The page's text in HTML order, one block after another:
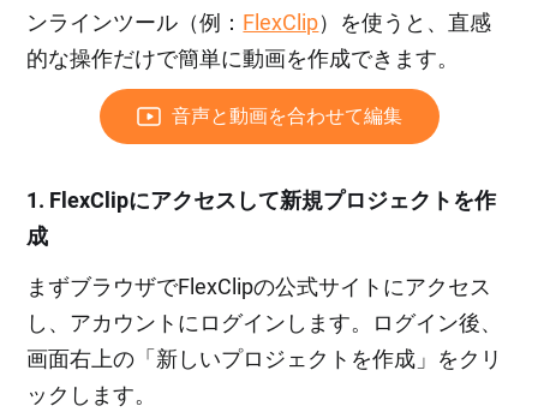
ンラインツール（例： FlexClip）を使うと、直感
的な操作だけで簡単に動画を作成できます。
音声と動画を合わせて編集
1. FlexClipにアクセスして新規プロジェクトを作
成
まずブラウザでFlexClipの公式サイトにアクセス
し、アカウントにログインします。ログイン後、
画面右上の「新しいプロジェクトを作成」をクリ
ックします。